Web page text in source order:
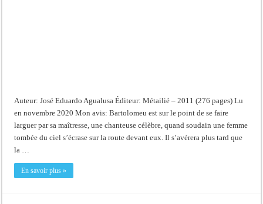
Auteur: José Eduardo Agualusa Éditeur: Métailié – 2011 (276 pages) Lu
en novembre 2020 Mon avis: Bartolomeu est sur le point de se faire
larguer par sa maîtresse, une chanteuse célèbre, quand soudain une femme
tombée du ciel s’écrase sur la route devant eux. Il s’avérera plus tard que
la …
En savoir plus »